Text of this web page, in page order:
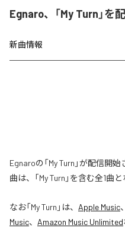
Egnaro、「My Turn」を
新曲情報
Egnaroの「My Turn」が配信開
曲は、「My Turn」を含む全1曲と
なお「My Turn 」は、 Apple Music、
Music、 Amazon Music Unlimited